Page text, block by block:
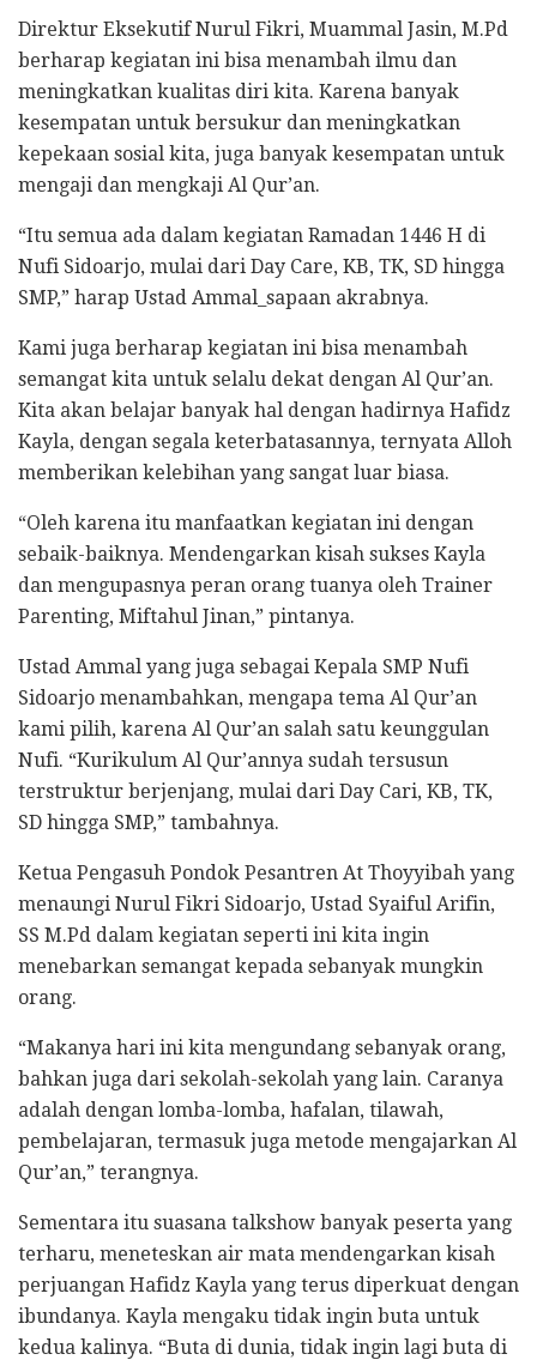
Direktur Eksekutif Nurul Fikri, Muammal Jasin, M.Pd
berharap kegiatan ini bisa menambah ilmu dan
meningkatkan kualitas diri kita. Karena banyak
kesempatan untuk bersukur dan meningkatkan
kepekaan sosial kita, juga banyak kesempatan untuk
mengaji dan mengkaji Al Qur’an.
“Itu semua ada dalam kegiatan Ramadan 1446 H di
Nufi Sidoarjo, mulai dari Day Care, KB, TK, SD hingga
SMP,” harap Ustad Ammal_sapaan akrabnya.
Kami juga berharap kegiatan ini bisa menambah
semangat kita untuk selalu dekat dengan Al Qur’an.
Kita akan belajar banyak hal dengan hadirnya Hafidz
Kayla, dengan segala keterbatasannya, ternyata Alloh
memberikan kelebihan yang sangat luar biasa.
“Oleh karena itu manfaatkan kegiatan ini dengan
sebaik-baiknya. Mendengarkan kisah sukses Kayla
dan mengupasnya peran orang tuanya oleh Trainer
Parenting, Miftahul Jinan,” pintanya.
Ustad Ammal yang juga sebagai Kepala SMP Nufi
Sidoarjo menambahkan, mengapa tema Al Qur’an
kami pilih, karena Al Qur’an salah satu keunggulan
Nufi. “Kurikulum Al Qur’annya sudah tersusun
terstruktur berjenjang, mulai dari Day Cari, KB, TK,
SD hingga SMP,” tambahnya.
Ketua Pengasuh Pondok Pesantren At Thoyyibah yang
menaungi Nurul Fikri Sidoarjo, Ustad Syaiful Arifin,
SS M.Pd dalam kegiatan seperti ini kita ingin
menebarkan semangat kepada sebanyak mungkin
orang.
“Makanya hari ini kita mengundang sebanyak orang,
bahkan juga dari sekolah-sekolah yang lain. Caranya
adalah dengan lomba-lomba, hafalan, tilawah,
pembelajaran, termasuk juga metode mengajarkan Al
Qur’an,” terangnya.
Sementara itu suasana talkshow banyak peserta yang
terharu, meneteskan air mata mendengarkan kisah
perjuangan Hafidz Kayla yang terus diperkuat dengan
ibundanya. Kayla mengaku tidak ingin buta untuk
kedua kalinya. “Buta di dunia, tidak ingin lagi buta di